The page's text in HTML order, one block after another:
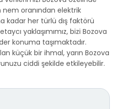
oranından elektrik
kadar her türlü dış faktörü
yaklaşımımız, bizi Bozova
konuma taşımaktadır.
küçük bir ihmal, yarın Bozova
ciddi şekilde etkileyebilir.